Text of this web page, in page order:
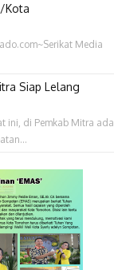
Kota
Media
Siap Lelang
ini, di Pemkab Mitra ada